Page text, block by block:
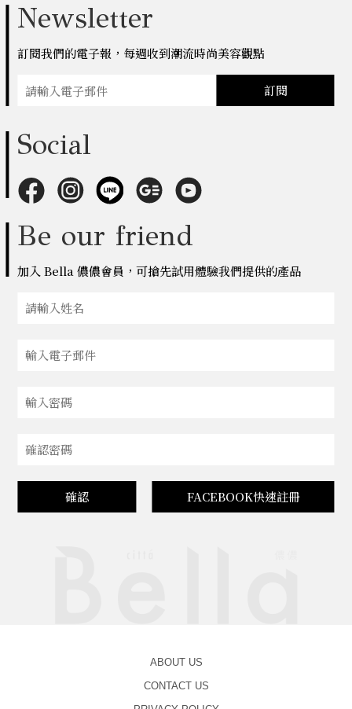
Newsletter
訂閱我們的電子報，每週收到潮流時尚美容觀點
訂閱
Social
Be our friend
加入 Bella 儂儂會員，可搶先試用體驗我們提供的產品
確認 FACEBOOK快速註冊
ABOUT US
CONTACT US